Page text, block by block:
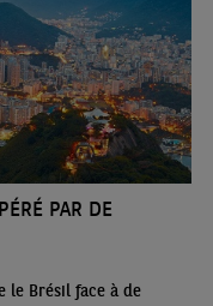
PAR DE
le Brésil face à de